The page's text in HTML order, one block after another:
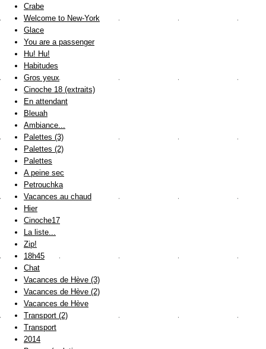
Crabe
Welcome to New-York
Glace
You are a passenger
Hu! Hu!
Habitudes
Gros yeux
Cinoche 18 (extraits)
En attendant
Bleuah
Ambiance...
Palettes (3)
Palettes (2)
Palettes
A peine sec
Petrouchka
Vacances au chaud
Hier
Cinoche17
La liste...
Zip!
18h45
Chat
Vacances de Hève (3)
Vacances de Hève (2)
Vacances de Hève
Transport (2)
Transport
2014